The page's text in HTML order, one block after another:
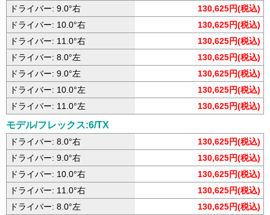
ドライバー: 9.0°右
130,625円(税込)
ドライバー: 10.0°右
130,625円(税込)
ドライバー: 11.0°右
130,625円(税込)
ドライバー: 8.0°左
130,625円(税込)
ドライバー: 9.0°左
130,625円(税込)
ドライバー: 10.0°左
130,625円(税込)
ドライバー: 11.0°左
130,625円(税込)
モデル/フレックス:6/TX
ドライバー: 8.0°右
130,625円(税込)
ドライバー: 9.0°右
130,625円(税込)
ドライバー: 10.0°右
130,625円(税込)
ドライバー: 11.0°右
130,625円(税込)
ドライバー: 8.0°左
130,625円(税込)